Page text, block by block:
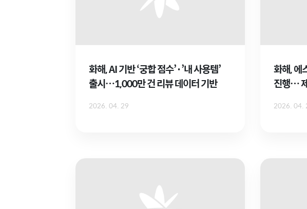
화해, AI 기반 ‘궁합 점수’·’내 사용템’
출시…1,000만 건 리뷰 데이터 기반
2026. 04. 29
화해, 에
진행…
2026. 04.